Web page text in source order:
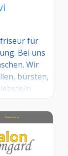
für
Bei uns
Wir
bürsten,
n.